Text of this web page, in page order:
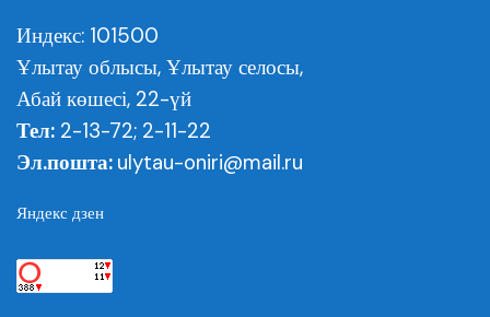
Индекс: 101500
Ұлытау облысы, Ұлытау селосы,
Абай көшесі, 22-үй
Тел: 2-13-72; 2-11-22
Эл.пошта: ulytau-oniri@mail.ru
Яндекс дзен